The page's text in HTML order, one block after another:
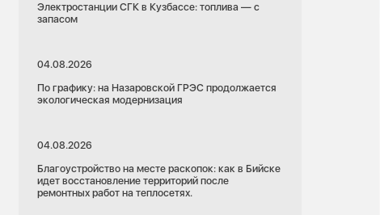
Электростанции СГК в Кузбассе: топлива — с
запасом
04.08.2026
По графику: на Назаровской ГРЭС продолжается
экологическая модернизация
04.08.2026
Благоустройство на месте раскопок: как в Бийске
идет восстановление территорий после
ремонтных работ на теплосетях.